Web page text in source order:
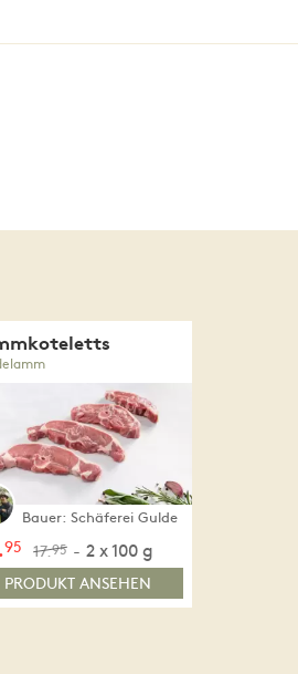
Bauer: Schäferei Gulde
95 17.95 - 2 x 100 g
PRODUKT ANSEHEN